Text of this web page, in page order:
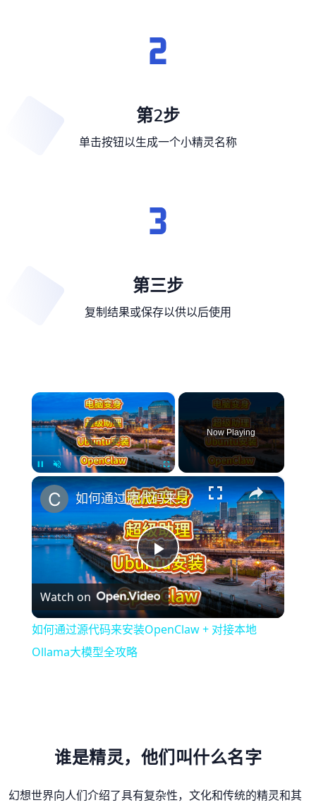
第2步
单击按钮以生成一个小精灵名称
第三步
复制结果或保存以供以后使用
×
Video Player is loading.
Pause Unmute Fullscreen
Now Playing
×
Play
Video
如何通过源代码来安装OpenClaw + 对接本地Ollama大模型全攻略
Watch on
如何通过源代码来安装OpenClaw + 对接本地
Ollama大模型全攻略
谁是精灵，他们叫什么名字
幻想世界向人们介绍了具有复杂性，文化和传统的精灵和其